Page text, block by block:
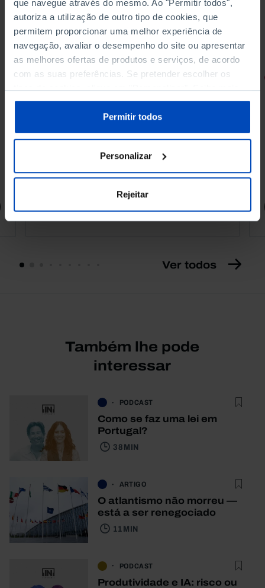
que navegue através do mesmo. Ao "Permitir todos",
autoriza a utilização de outro tipo de cookies, que
permitem proporcionar uma melhor experiência de
navegação, avaliar o desempenho do site ou apresentar
as melhores ofertas de produtos e serviços, de acordo
com as suas preferências. Se pretender escolher os
tipos de cookies, clique em "Personalizar". Saiba mais
sobre cookies através da gestão de preferências ou da
Política de Cookies.
Permitir todos
Personalizar
Rejeitar
RETRATOS
Promessas do Futebol
4,50 € 5,00 € -10%
Ver todos
Também lhe pode
interessar
PODCAST
Como se faz uma lei em
Portugal?
38 MIN
ARTIGO
O atlantismo não morreu —
está a ser renegociado
11 MIN
PODCAST
Produtividade e IA: risco ou